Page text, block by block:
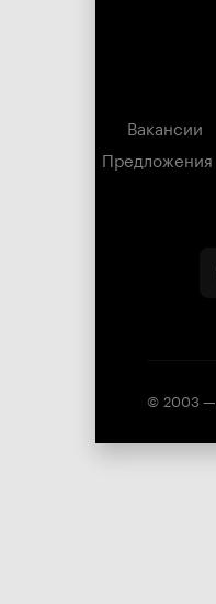
Вакансии
Предложения
© 2003 —